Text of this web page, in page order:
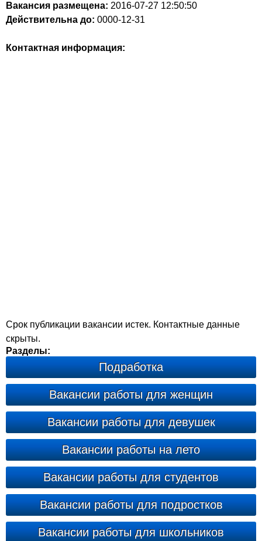
Вакансия размещена: 2016-07-27 12:50:50
Действительна до: 0000-12-31
Контактная информация:
Срок публикации вакансии истек. Контактные данные
скрыты.
Разделы:
Подработка
Вакансии работы для женщин
Вакансии работы для девушек
Вакансии работы на лето
Вакансии работы для студентов
Вакансии работы для подростков
Вакансии работы для школьников